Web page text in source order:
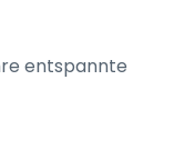
entspannte